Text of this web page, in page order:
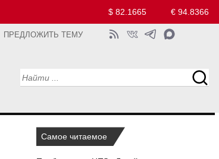
$ 82.1665 € 94.8366
ПРЕДЛОЖИТЬ ТЕМУ
Самое читаемое